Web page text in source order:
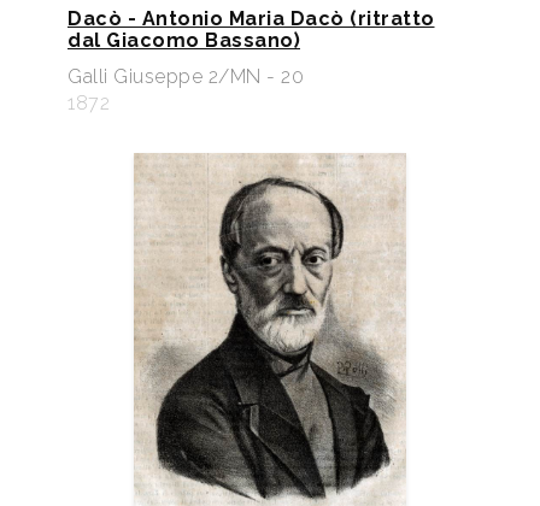
Dacò - Antonio Maria Dacò (ritratto
dal Giacomo Bassano)
Galli Giuseppe 2/MN - 20
1872